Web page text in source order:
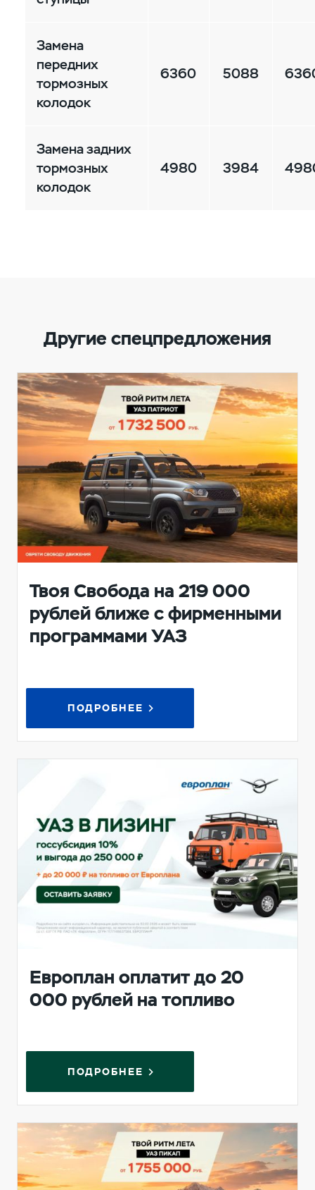
Замена
передних
тормозных
колодок
6360 5088
Замена задних
тормозных
колодок
4980 3984
Другие спецпредложения
Твоя Свобода на 219 000
рублей ближе с фирменными
программами УАЗ
ПОДРОБНЕЕ
Европлан оплатит до 20
000 рублей на топливо
ПОДРОБНЕЕ